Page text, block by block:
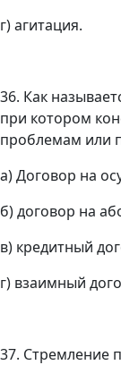
г) агитация.
36. Как
при котором
проблемам или
а) Договор на
б) договор на
в) кредитный
г) взаимный
37. Стремление